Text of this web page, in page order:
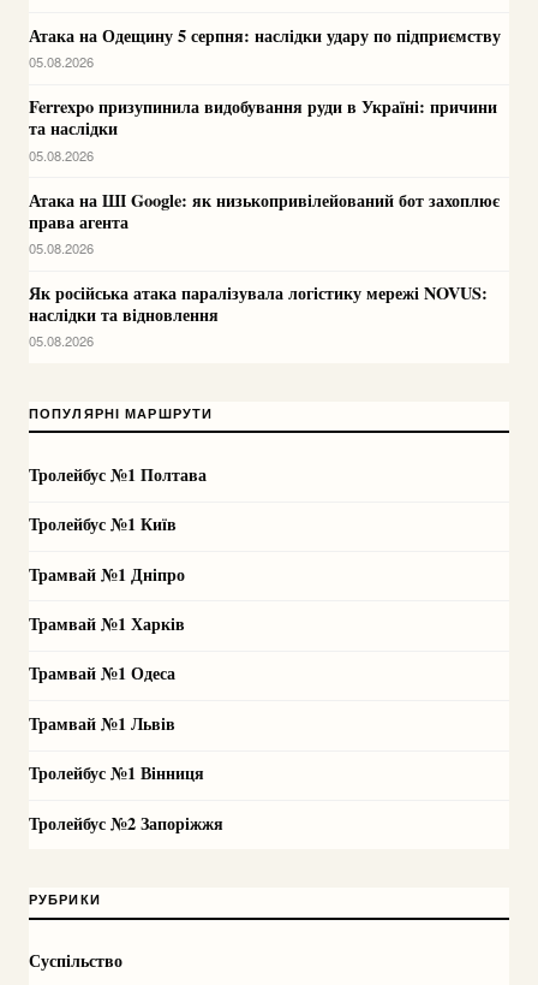
Атака на Одещину 5 серпня: наслідки удару по підприємству
05.08.2026
Ferrexpo призупинила видобування руди в Україні: причини
та наслідки
05.08.2026
Атака на ШІ Google: як низькопривілейований бот захоплює
права агента
05.08.2026
Як російська атака паралізувала логістику мережі NOVUS:
наслідки та відновлення
05.08.2026
ПОПУЛЯРНІ МАРШРУТИ
Тролейбус №1 Полтава
Тролейбус №1 Київ
Трамвай №1 Дніпро
Трамвай №1 Харків
Трамвай №1 Одеса
Трамвай №1 Львів
Тролейбус №1 Вінниця
Тролейбус №2 Запоріжжя
РУБРИКИ
Суспільство